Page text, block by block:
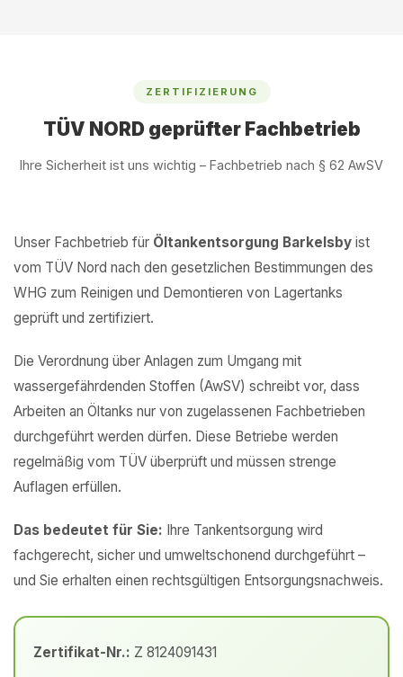
ZERTIFIZIERUNG
TÜV NORD geprüfter Fachbetrieb
Ihre Sicherheit ist uns wichtig – Fachbetrieb nach § 62 AwSV
Unser Fachbetrieb für Öltankentsorgung Barkelsby ist
vom TÜV Nord nach den gesetzlichen Bestimmungen des
WHG zum Reinigen und Demontieren von Lagertanks
geprüft und zertifiziert.
Die Verordnung über Anlagen zum Umgang mit
wassergefährdenden Stoffen (AwSV) schreibt vor, dass
Arbeiten an Öltanks nur von zugelassenen Fachbetrieben
durchgeführt werden dürfen. Diese Betriebe werden
regelmäßig vom TÜV überprüft und müssen strenge
Auflagen erfüllen.
Das bedeutet für Sie: Ihre Tankentsorgung wird
fachgerecht, sicher und umweltschonend durchgeführt –
und Sie erhalten einen rechtsgültigen Entsorgungsnachweis.
Zertifikat-Nr.: Z 8124091431